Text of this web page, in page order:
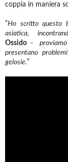
coppia in maniera
“Ho scritto questo
asiatica,
Ossido -
presentano
gelosie.”